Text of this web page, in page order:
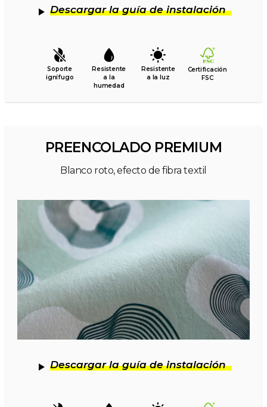
Descargar la guía de instalación
Soporte
ignífugo
Resistente
a la
humedad
Resistente
a la luz
Certificación
FSC
PREENCOLADO PREMIUM
Blanco roto, efecto de fibra textil
Descargar la guía de instalación